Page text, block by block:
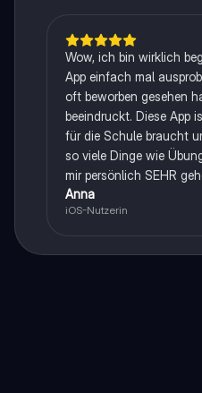
Wow, ich bin wirklich
App einfach mal
oft beworben gesehen
beeindruckt. Diese App
für die Schule braucht
so viele Dinge wie
mir persönlich SEHR
Anna
iOS-Nutzerin